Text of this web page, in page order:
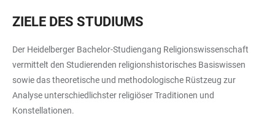
ZIELE DES STUDIUMS
Der Heidelberger Bachelor-Studiengang Religionswissenschaft
vermittelt den Studierenden religionshistorisches Basiswissen
sowie das theoretische und methodologische Rüstzeug zur
Analyse unterschiedlichster religiöser Traditionen und
Konstellationen.